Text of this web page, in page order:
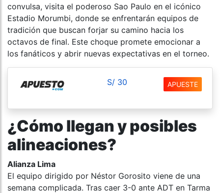
convulsa, visita el poderoso Sao Paulo en el icónico
Estadio Morumbi, donde se enfrentarán equipos de
tradición que buscan forjar su camino hacia los
octavos de final. Este choque promete emocionar a
los fanáticos y abrir nuevas expectativas en el torneo.
S/ 30 APUESTE
¿Cómo llegan y posibles
alineaciones?
Alianza Lima
El equipo dirigido por Néstor Gorosito viene de una
semana complicada. Tras caer 3-0 ante ADT en Tarma